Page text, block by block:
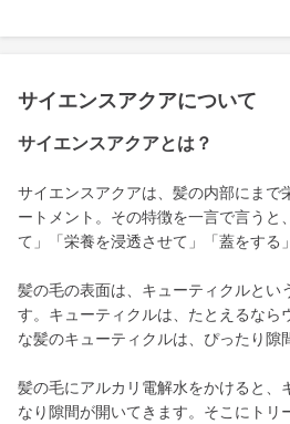
サイエンスアクアについて
サイエンスアクアとは？
サイエンスアクアは、髪の内部にまで
ートメント。その特徴を一言で言うと
て」「栄養を浸透させて」「蓋をする
髪の毛の表面は、キューティクルとい
す。キューティクルは、たとえるなら
な髪のキューティクルは、ぴったり隙
髪の毛にアルカリ電解水をかけると、
なり隙間が開いてきます。そこにトリ